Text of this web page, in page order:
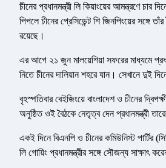
চীনের প্রধানমন্ত্রী লি কিয়াংয়ের আমন্ত্রণে
পিপলে চীনের প্রেসিডেন্ট শি জিনপিংয়ের সঙ্গে
রয়েছে।
এর আগে ২১ জুন মালয়েশিয়া সফরের মাধ্যমে
নিতে চীনের দালিয়ান শহরে যান। সেখানে দুই
বৃহস্পতিবার বেইজিংয়ে বাংলাদেশ ও চীনের
অনুষ্ঠিত ওই বৈঠকে নেতৃত্ব দেন প্রধানমন্ত্রী
একই দিনে বিএনপি ও চীনের কমিউনিস্ট পার্টির
লি গোয়িং প্রধানমন্ত্রীর সঙ্গে সৌজন্য সাক্ষাৎ